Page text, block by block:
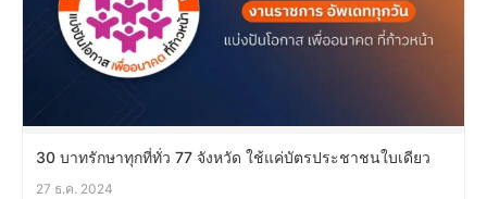
30 บาทรักษาทุกที่ทั่ว 77 จังหวัด ใช้แค่บัตรประชาชนใบเดียว
27 ธ.ค. 2024